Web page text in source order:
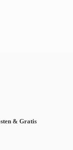
& Gratis